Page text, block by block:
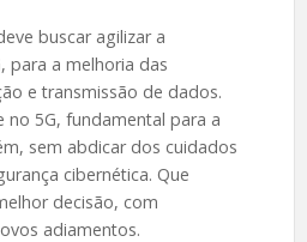
buscar agilizar a
para a melhoria das
e transmissão de dados.
no 5G, fundamental para a
sem abdicar dos cuidados
cibernética. Que
decisão, com
adiamentos.